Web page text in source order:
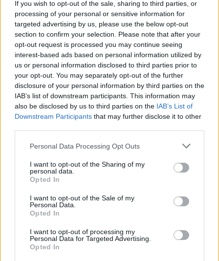
If you wish to opt-out of the sale, sharing to third parties, or
processing of your personal or sensitive information for
targeted advertising by us, please use the below opt-out
section to confirm your selection. Please note that after your
opt-out request is processed you may continue seeing
interest-based ads based on personal information utilized by
us or personal information disclosed to third parties prior to
your opt-out. You may separately opt-out of the further
disclosure of your personal information by third parties on the
IAB’s list of downstream participants. This information may
also be disclosed by us to third parties on the IAB’s List of
Downstream Participants that may further disclose it to other
Personal Data Processing Opt Outs
I want to opt-out of the Sharing of my
personal data.
Opted In
I want to opt-out of the Sale of my
Personal Data.
Opted In
I want to opt-out of processing my
Personal Data for Targeted Advertising.
Opted In
reCAPTCHA and the Google
Privacy PolicyandTerms of
Serviceapply.
TAIP PAT SKAITYKITE